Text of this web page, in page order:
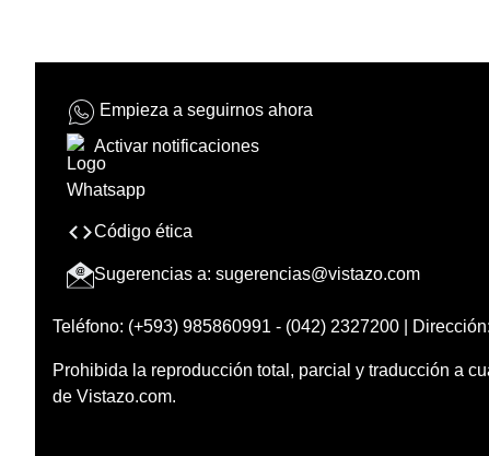
Empieza a seguirnos ahora
Activar notificaciones
Código ética
Sugerencias a: sugerencias@vistazo.com
Teléfono: (+593) 985860991 - (042) 2327200 |
Prohibida la reproducción total, parcial y traducción a
de Vistazo.com.